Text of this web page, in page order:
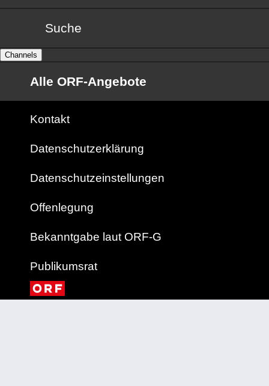
Suche
Channels
Alle ORF-Angebote
Kontakt
Datenschutzerklärung
Datenschutzeinstellungen
Offenlegung
Bekanntgabe laut ORF-G
Publikumsrat